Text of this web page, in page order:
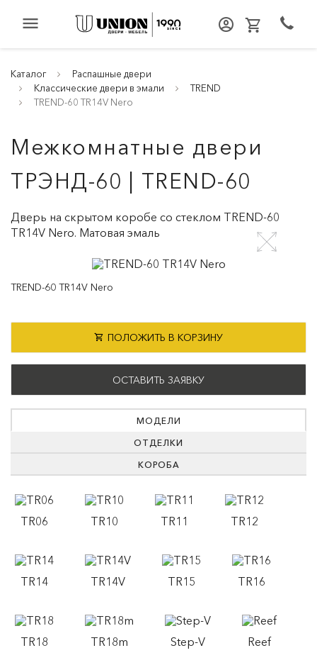
menu
Каталог
Распашные двери
Классические двери в эмали
TREND
TREND-60 TR14V Nero
Межкомнатные двери
ТРЭНД-60 | TREND-60
Дверь на скрытом коробе со стеклом TREND-60
TR14V Nero. Матовая эмаль
TREND-60 TR14V Nero
ПОЛОЖИТЬ В КОРЗИНУ
ОСТАВИТЬ ЗАЯВКУ
МОДЕЛИ
ОТДЕЛКИ
КОРОБА
TR06 TR10 TR11 TR12
TR14 TR14V TR15 TR16
TR18 TR18m Step-V Reef